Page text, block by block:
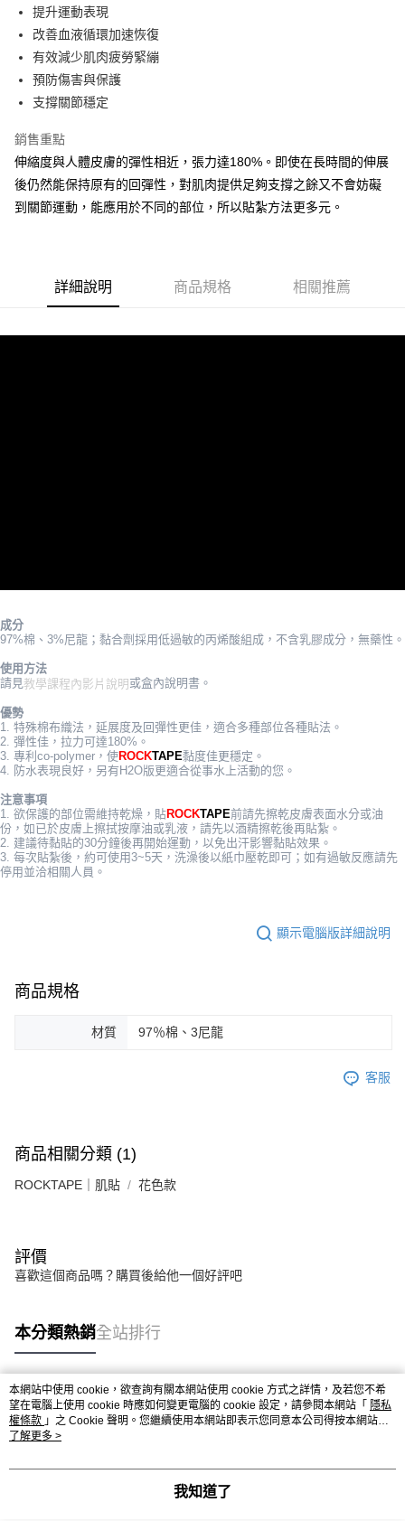
Google Pay
全盈+PAY
AFTEE先享後付
相關說明
AFTEE先享後付是「在收到商品之後才付款」的支付方式。 讓您購物簡單
１．簡單：不需註冊會員、不需綁卡、不需儲值。
２．便利：只要手機號碼，簡訊認證，即可結帳。
３．安心：先確認商品／服務後，再付款。
２．訂單成立數日內，您將收到繳費通知簡訊。
３．收到繳費通知簡訊後14天內，點擊此簡訊中的連結，可透過四大超商／
４．使用「AFTEE先享後付」時，將依據個別帳號之用戶狀況，依本公司即
請求用戶進行身份認證。
５．嚴禁一人註冊多個帳號或使用他人資訊註冊。若發現惡意使用之情形，
ATM付款
運送方式
全家取貨付款
每筆NT$70，滿NT$5,000(含以上)免運費
提升運動表現
改善血液循環加速恢復
有效減少肌肉疲勞緊繃
預防傷害與保護
支撐關節穩定
銷售重點
伸縮度與人體皮膚的彈性相近，張力達180%。即使在長時間的伸展
後仍然能保持原有的回彈性，對肌肉提供足夠支撐之餘又不會妨礙
到關節運動，能應用於不同的部位，所以貼紮方法更多元。
詳細說明 商品規格 相關推薦
成分
97%棉、3%尼龍；黏合劑採用低過敏的丙烯酸組成，不含乳膠成分，無藥性。
使用方法
請見教學課程內影片說明 或盒內說明書。
優勢
1. 特殊棉布織法，延展度及回彈性更佳，適合多種部位各種貼法。
2. 彈性佳，拉力可達180%。
3. 專利co-polymer，使ROCKTAPE黏度佳更穩定。
4. 防水表現良好，另有H2O版更適合從事水上活動的您。
注意事項
1. 欲保護的部位需維持乾燥，貼ROCKTAPE前請先擦乾皮膚表面水分或油
份，如已於皮膚上擦拭按摩油或乳液，請先以酒精擦乾後再貼紮。
2. 建議待黏貼的30分鐘後再開始運動，以免出汗影響黏貼效果。
3. 每次貼紮後，約可使用3~5天，洗澡後以紙巾壓乾即可；如有過敏反應請先
停用並洽相關人員。
顯示電腦版詳細說明
商品規格
材質 97％棉、3尼龍
客服
商品相關分類 (1)
ROCKTAPE｜肌貼 花色款
評價
喜歡這個商品嗎？購買後給他一個好評吧
本分類熱銷全站排行
熱門標籤
本網站中使用 cookie，欲查詢有關本網站使用 cookie 方式之詳情，及若您不希
望在電腦上使用 cookie 時應如何變更電腦的 cookie 設定，請參閱本網站「 隱私
權條款 」之 Cookie 聲明。您繼續使用本網站即表示您同意本公司得按本網站使
用條款之 Cookie 聲明使用 cookie。
了解更多 >
我知道了